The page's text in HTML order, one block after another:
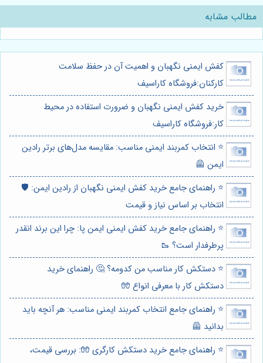
مطالب مشابه
کفش ایمنی نگهبان و اهمیت آن در حفظ سلامت
کارکنان:فروشگاه کاراسیف
خرید کفش ایمنی نگهبان و ضرورت استفاده در محیط
کار:فروشگاه کاراسیف
⭐️ انتخاب کمربند ایمنی مناسب: مقایسه مدل‌های برتر رادین
ایمن 🦺
⭐️ راهنمای جامع خرید کفش ایمنی نگهبان از رادین ایمن: 🛡️
انتخاب بر اساس نیاز و قیمت
⭐️ راهنمای جامع خرید کفش ایمنی ایمن پا: چرا این برند انقدر
پرطرفدار است؟ 🥾
⭐️ دستکش کار مناسب من کدومه؟ 🤔 راهنمای خرید
دستکش کار با معرفی انواع 🧤
⭐️ راهنمای جامع انتخاب کمربند ایمنی مناسب: هر آنچه باید
بدانید 🦺
⭐️ راهنمای جامع خرید دستکش کارگری 🧤: بررسی قیمت،